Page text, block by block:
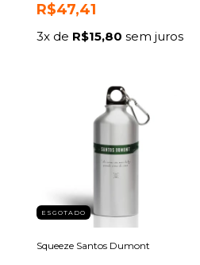
R$47,41
3x de R$15,80 sem juros
ESGOTADO
Squeeze Santos Dumont